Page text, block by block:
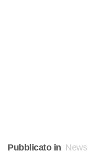
Pubblicato in News